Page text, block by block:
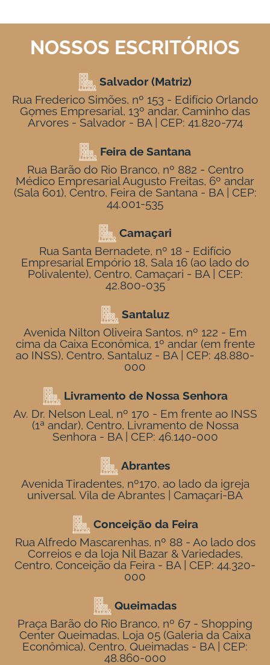
NOSSOS ESCRITÓRIOS
Salvador (Matriz)
Rua Frederico Simões, nº 153 - Edifício Orlando
Gomes Empresarial, 13º andar, Caminho das
Árvores - Salvador - BA | CEP: 41.820-774
Feira de Santana
Rua Barão do Rio Branco, nº 882 - Centro
Médico Empresarial Augusto Freitas, 6º andar
(Sala 601), Centro, Feira de Santana - BA | CEP:
44.001-535
Camaçari
Rua Santa Bernadete, nº 18 - Edifício
Empresarial Empório 18, Sala 16 (ao lado do
Polivalente), Centro, Camaçari - BA | CEP:
42.800-035
Santaluz
Avenida Nilton Oliveira Santos, nº 122 - Em
cima da Caixa Econômica, 1º andar (em frente
ao INSS), Centro, Santaluz - BA | CEP: 48.880-
000
Livramento de Nossa Senhora
Av. Dr. Nelson Leal, nº 170 - Em frente ao INSS
(1ª andar), Centro, Livramento de Nossa
Senhora - BA | CEP: 46.140-000
Abrantes
Avenida Tiradentes, nº170, ao lado da igreja
universal. Vila de Abrantes | Camaçari-BA
Conceição da Feira
Rua Alfredo Mascarenhas, nº 88 - Ao lado dos
Correios e da loja Nil Bazar & Variedades,
Centro, Conceição da Feira - BA | CEP: 44.320-
000
Queimadas
Praça Barão do Rio Branco, nº 67 - Shopping
Center Queimadas, Loja 05 (Galeria da Caixa
Econômica), Centro, Queimadas - BA | CEP:
48.860-000